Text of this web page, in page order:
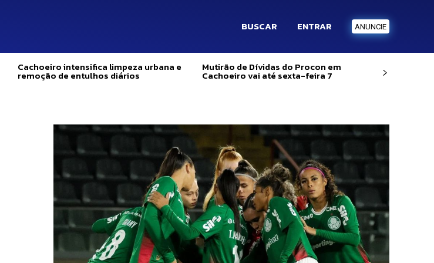
BUSCAR ENTRAR ANUNCIE
Cachoeiro intensifica limpeza urbana e
remoção de entulhos diários
Mutirão de Dívidas do Procon em
Cachoeiro vai até sexta-feira 7